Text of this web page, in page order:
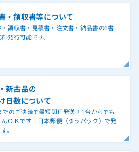
・領収書等について
領収書・見積書・注文書・納品書の6書
発行可能です。
新古品の
日数について
でのご決済で最短即日発送！1台からでも
んＯＫです！日本郵便（ゆうパック）で発
。